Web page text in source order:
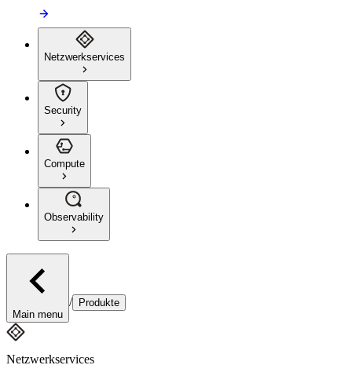
Netzwerkservices
Security
Compute
Observability
Main menu
/ Produkte
Netzwerkservices